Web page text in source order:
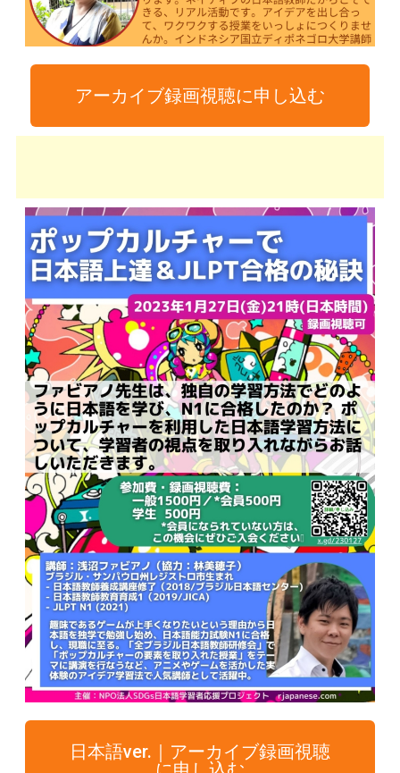
アーカイブ録画視聴に申し込む
日本語ver.｜アーカイブ録画視聴